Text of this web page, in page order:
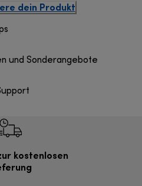
dein Produkt
und Sonderangebote
kostenlosen